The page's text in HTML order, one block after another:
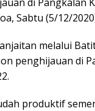
Sabtu (5/12/
melalui
penghijauan di
produktif